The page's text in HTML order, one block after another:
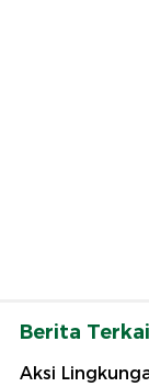
Berita
Aksi